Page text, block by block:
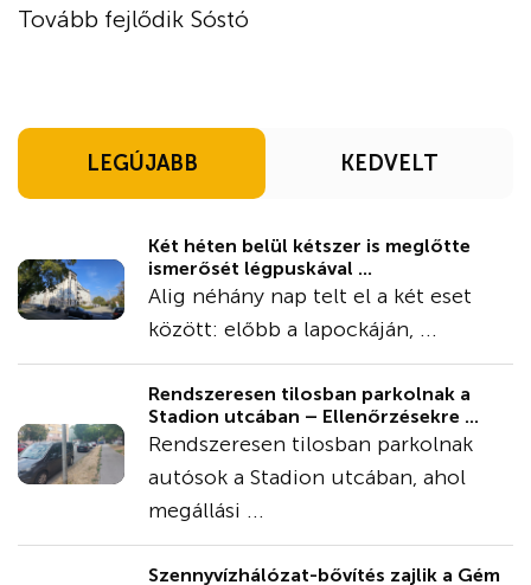
Tovább fejlődik Sóstó
LEGÚJABB KEDVELT
Két héten belül kétszer is meglőtte
ismerősét légpuskával ...
Alig néhány nap telt el a két eset
között: előbb a lapockáján, ...
Rendszeresen tilosban parkolnak a
Stadion utcában – Ellenőrzésekre ...
Rendszeresen tilosban parkolnak
autósok a Stadion utcában, ahol
megállási ...
Szennyvízhálózat-bővítés zajlik a Gém